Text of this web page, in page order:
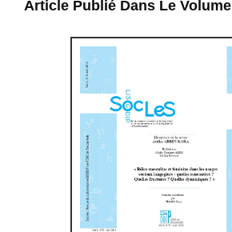
Article Publié Dans Le Volume